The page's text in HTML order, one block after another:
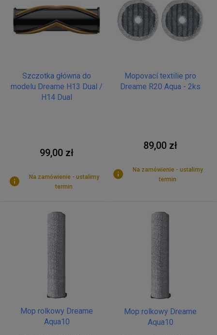
Szczotka główna do
modelu Dreame H13 Dual /
H14 Dual
99,00 zł
Na zamówienie - ustalimy
termin
Mopovací textilie pro
Dreame R20 Aqua - 2ks
89,00 zł
Na zamówienie - ustalimy
termin
Mop rolkowy Dreame
Aqua10
Mop rolkowy Dreame
Aqua10